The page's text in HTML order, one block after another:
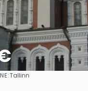
Vedere
Tallinn